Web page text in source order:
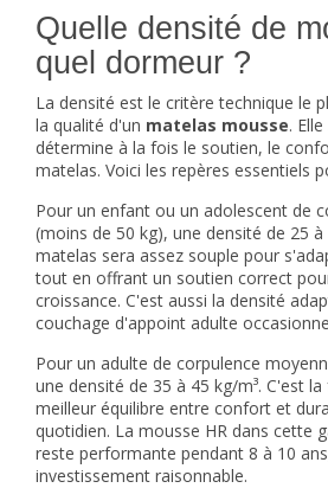
Quelle densité de
quel dormeur ?
La densité est le critère technique le
la qualité d'un matelas mousse.
détermine à la fois le soutien, le
matelas. Voici les repères essentiels
Pour un enfant ou un adolescent de
(moins de 50 kg), une densité de 25
matelas sera assez souple pour
tout en offrant un soutien correct
croissance. C'est aussi la densité
couchage d'appoint adulte
Pour un adulte de corpulence
une densité de 35 à 45 kg/m³. C'est
meilleur équilibre entre confort et
quotidien. La mousse HR dans cette
reste performante pendant 8 à 10
investissement raisonnable.